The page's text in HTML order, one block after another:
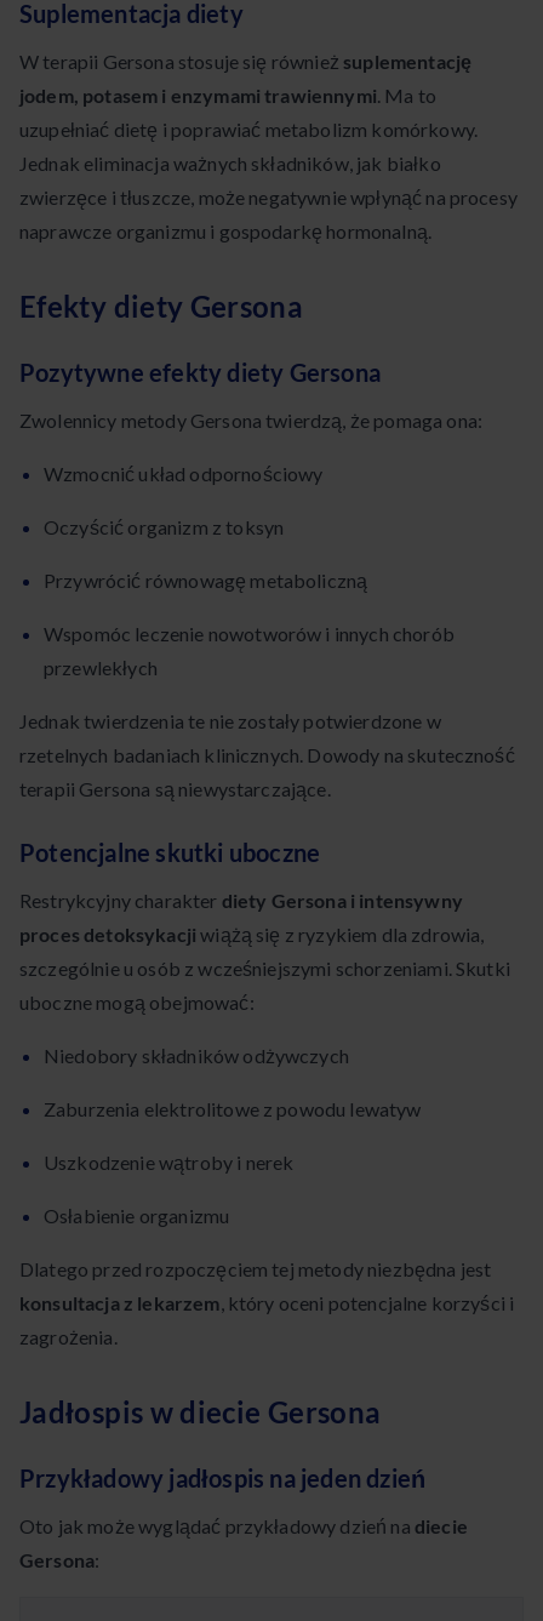
Suplementacja diety
W terapii Gersona stosuje się również suplementację
jodem, potasem i enzymami trawiennymi. Ma to
uzupełniać dietę i poprawiać metabolizm komórkowy.
Jednak eliminacja ważnych składników, jak białko
zwierzęce i tłuszcze, może negatywnie wpłynąć na procesy
naprawcze organizmu i gospodarkę hormonalną.
Efekty diety Gersona
Pozytywne efekty diety Gersona
Zwolennicy metody Gersona twierdzą, że pomaga ona:
Wzmocnić układ odpornościowy
Oczyścić organizm z toksyn
Przywrócić równowagę metaboliczną
Wspomóc leczenie nowotworów i innych chorób
przewlekłych
Jednak twierdzenia te nie zostały potwierdzone w
rzetelnych badaniach klinicznych. Dowody na skuteczność
terapii Gersona są niewystarczające.
Potencjalne skutki uboczne
Restrykcyjny charakter diety Gersona i intensywny
proces detoksykacjiwiążą się z ryzykiem dla zdrowia,
szczególnie u osób z wcześniejszymi schorzeniami. Skutki
uboczne mogą obejmować:
Niedobory składników odżywczych
Zaburzenia elektrolitowe z powodu lewatyw
Uszkodzenie wątroby i nerek
Osłabienie organizmu
Dlatego przed rozpoczęciem tej metody niezbędna jest
konsultacja z lekarzem, który oceni potencjalne korzyści i
zagrożenia.
Jadłospis w diecie Gersona
Przykładowy jadłospis na jeden dzień
Oto jak może wyglądać przykładowy dzień na diecie
Gersona: